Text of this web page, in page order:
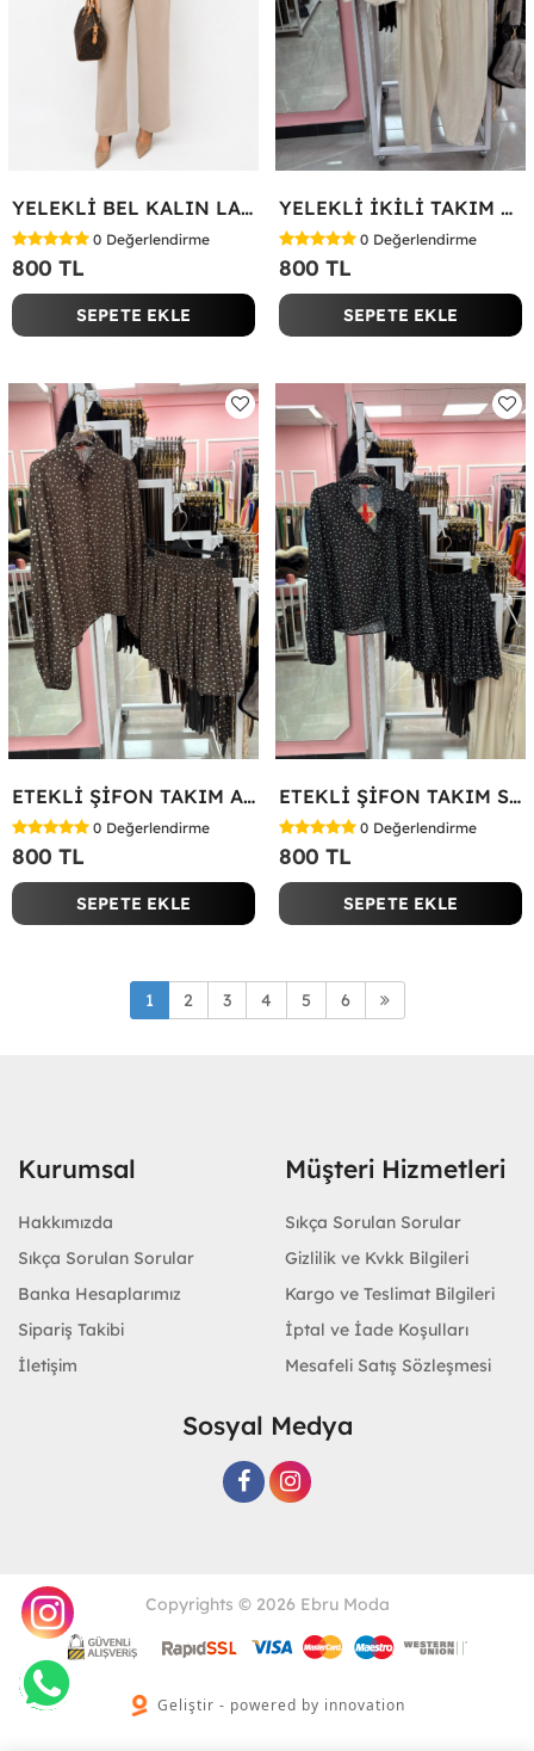
YELEKLİ BEL KALIN LASTİK İKİLİ TAKIM Bej
0 Değerlendirme
800 TL
SEPETE EKLE
YELEKLİ İKİLİ TAKIM Bej
0 Değerlendirme
800 TL
SEPETE EKLE
ETEKLİ ŞİFON TAKIM Acı Kahve
0 Değerlendirme
800 TL
SEPETE EKLE
ETEKLİ ŞİFON TAKIM Siyah
0 Değerlendirme
800 TL
SEPETE EKLE
1 2 3 4 5 6
Kurumsal
Hakkımızda
Sıkça Sorulan Sorular
Banka Hesaplarımız
Sipariş Takibi
İletişim
Müşteri Hizmetleri
Sıkça Sorulan Sorular
Gizlilik ve Kvkk Bilgileri
Kargo ve Teslimat Bilgileri
İptal ve İade Koşulları
Mesafeli Satış Sözleşmesi
Sosyal Medya
Copyrights © 2026 Ebru Moda
Geliştir - powered by innovation